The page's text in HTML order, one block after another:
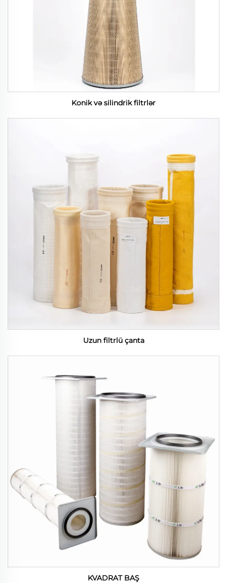
Konik və silindrik filtrlər
Uzun filtrlü çanta
KVADRAT BAŞ